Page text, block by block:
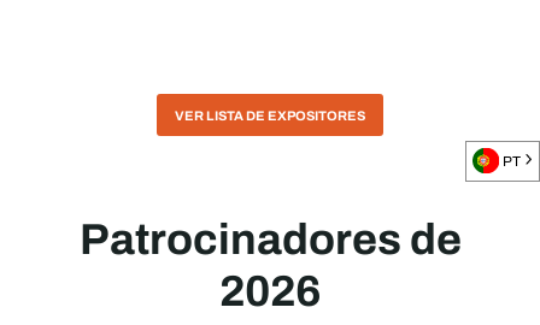
VER LISTA DE EXPOSITORES
Patrocinadores de
2026
PT